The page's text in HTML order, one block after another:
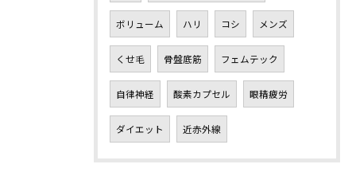
ボリューム ハリ コシ メンズ
くせ毛 骨盤底筋 フェムテック
自律神経 酸素カプセル 眼精疲労
ダイエット 近赤外線